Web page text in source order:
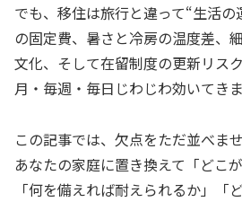
でも、移住は旅行と違って“生活の
の固定費、暑さと冷房の温度差、
文化、そして在留制度の更新リス
月・毎週・毎日じわじわ効いてきま
この記事では、欠点をただ並べませ
あなたの家庭に置き換えて「どこ
「何を備えれば耐えられるか」「